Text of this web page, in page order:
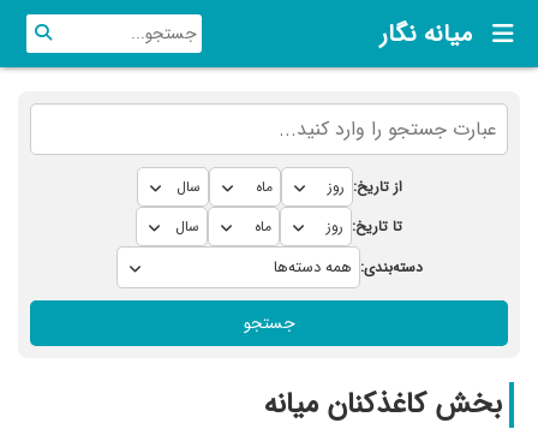
میانه نگار
از تاریخ:
تا تاریخ:
دسته‌بندی:
جستجو
بخش کاغذکنان میانه